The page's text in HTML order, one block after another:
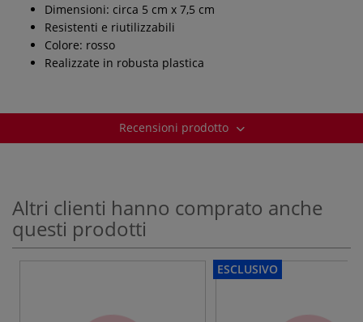
Dimensioni: circa 5 cm x 7,5 cm
Resistenti e riutilizzabili
Colore: rosso
Realizzate in robusta plastica
Recensioni prodotto
Altri clienti hanno comprato anche
questi prodotti
ESCLUSIVO